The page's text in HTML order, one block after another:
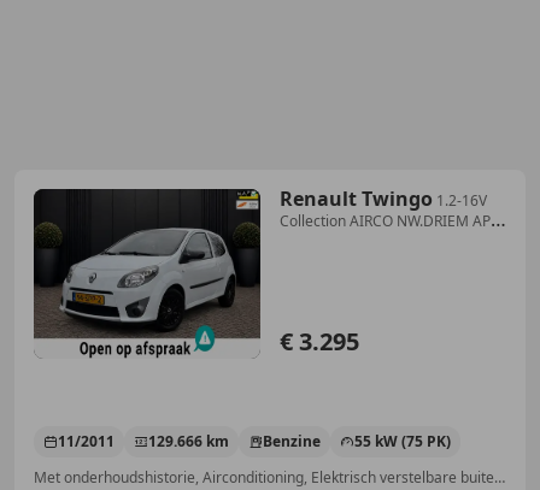
Renault Twingo 1.2-16V
Collection AIRCO NW.DRIEM APK
€ 3.295
11/2011 129.666 km Benzine
55 kW (75 PK)
Met onderhoudshistorie, Airconditioning, Elektrisch verstelbare buitenspiegels, Centrale deurvergrendeling met afstandsbediening, Elektrische ramen, Spoiler, Radio, Mistlampen